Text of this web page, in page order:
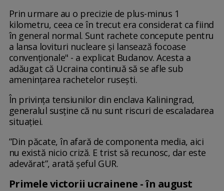
Prin urmare au o precizie de plus-minus 1
kilometru, ceea ce în trecut era considerat ca fiind
în general normal. Sunt rachete concepute pentru
a lansa lovituri nucleare şi lansează focoase
convenţionale" - a explicat Budanov. Acesta a
adăugat că Ucraina continuă să se afle sub
ameninţarea rachetelor ruseşti.
În privința tensiunilor din enclava Kaliningrad,
generalul susține că nu sunt riscuri de escaladarea
situației.
”Din păcate, în afară de componenta media, aici
nu există nicio criză. E trist să recunosc, dar este
adevărat”, arată șeful GUR.
Primele victorii ucrainene - în august